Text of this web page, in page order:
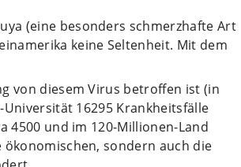
(eine besonders schmerzhafte Art
keine Seltenheit. Mit dem
von diesem Virus betroffen ist (in
16295 Krankheitsfälle
4500 und im 120-Millionen-Land
sondern auch die